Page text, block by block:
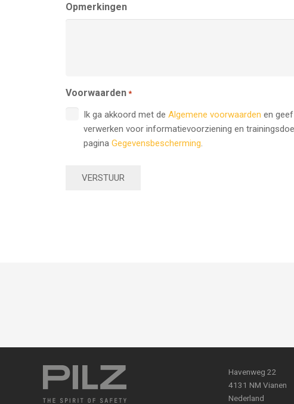
Opmerkingen
Voorwaarden *
Ik ga akkoord met de Algemene voorwaarden en
verwerken voor informatievoorziening en
pagina Gegevensbescherming
Havenweg 22
4131 NM Vianen
Nederland